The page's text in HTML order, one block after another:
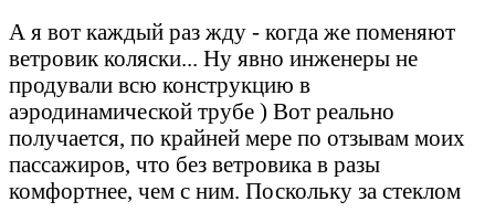
А я вот каждый раз жду - когда же поменяют
ветровик коляски... Ну явно инженеры не
продували всю конструкцию в
аэродинамической трубе ) Вот реально
получается, по крайней мере по отзывам моих
пассажиров, что без ветровика в разы
комфортнее, чем с ним. Поскольку за стеклом